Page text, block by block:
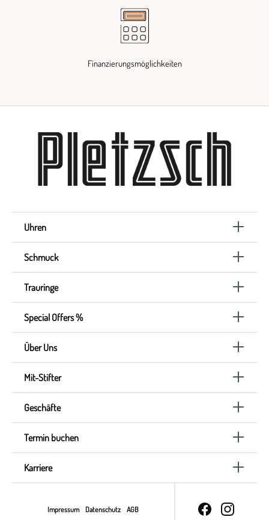
Finanzierungsmöglichkeiten
Uhren
Schmuck
Trauringe
Special Offers %
Über Uns
Mit-Stifter
Geschäfte
Termin buchen
Karriere
Impressum Datenschutz AGB